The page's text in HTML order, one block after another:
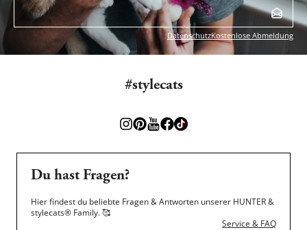
DatenschutzKostenlose Abmeldung
#stylecats
Du hast Fragen?
Hier findest du beliebte Fragen & Antworten unserer HUNTER &
stylecats® Family.🥰
Service & FAQ